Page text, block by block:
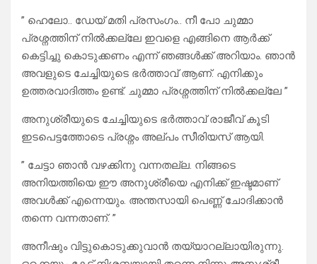
” ഹെലോ.. ഡേയ് മതി പ്രസംഗം.. നീ പോ ചുമ്മാ
പ്രശ്നത്തിന് നിൽക്കല്ലേ ഇവളെ എങ്ങിനെ ആർക്ക്
കെട്ടിച്ചു കൊടുക്കണം എന്ന് ഞങ്ങൾക്ക് അറിയാം. ഞാൻ
അവളുടെ ചേച്ചിയുടെ ഭർത്താവ് ആണ്. എനിക്കും
ഉത്തരവാദിത്തം ഉണ്ട്. ചുമ്മാ പ്രശ്നത്തിന് നിൽക്കല്ലേ ”
അനുശ്രീയുടെ ചേച്ചിയുടെ ഭർത്താവ് രാജീവ്‌ കൂടി
ഇടപെട്ടത്തോടെ പ്രശ്നം അല്പം സീരിയസ് ആയി.
” ചേട്ടാ ഞാൻ വഴക്കിനു വന്നതല്ല. നിങ്ങടെ
അനിയത്തിയെ ഈ അനുശ്രീയെ എനിക്ക് ഇഷ്ടമാണ്
അവൾക്ക് എന്നെയും. അന്തസായി പെണ്ണ് ചോദിക്കാൻ
തന്നെ വന്നതാണ്. ”
അനീഷും വിട്ടുകൊടുക്കുവാൻ തയ്യാറല്ലായിരുന്നു.